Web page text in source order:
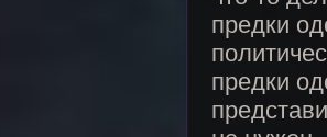
предки
предки